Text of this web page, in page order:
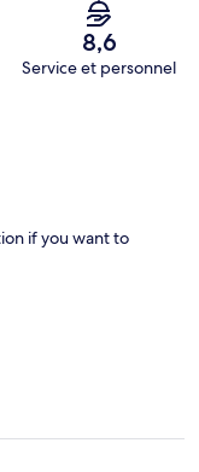
8,6
Service et personnel
if you want to